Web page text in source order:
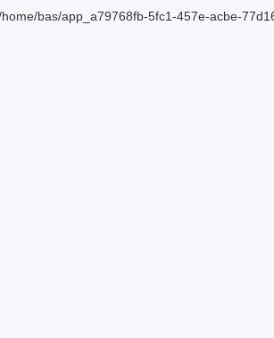
bas/app_a79768fb-5fc1-457e-acbe-